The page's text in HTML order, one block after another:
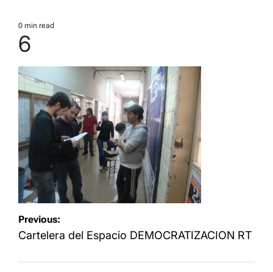
Estimated
read
time
0 min read
6
Navegación
de
Previous:
Cartelera del Espacio DEMOCRATIZACION RT